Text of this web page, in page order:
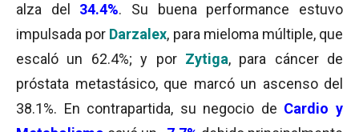
alza del 34.4%. Su buena performance estuvo
impulsada por Darzalex, para mieloma múltiple, que
escaló un 62.4%; y por Zytiga, para cáncer de
próstata metastásico, que marcó un ascenso del
38.1%. En contrapartida, su negocio de Cardio y